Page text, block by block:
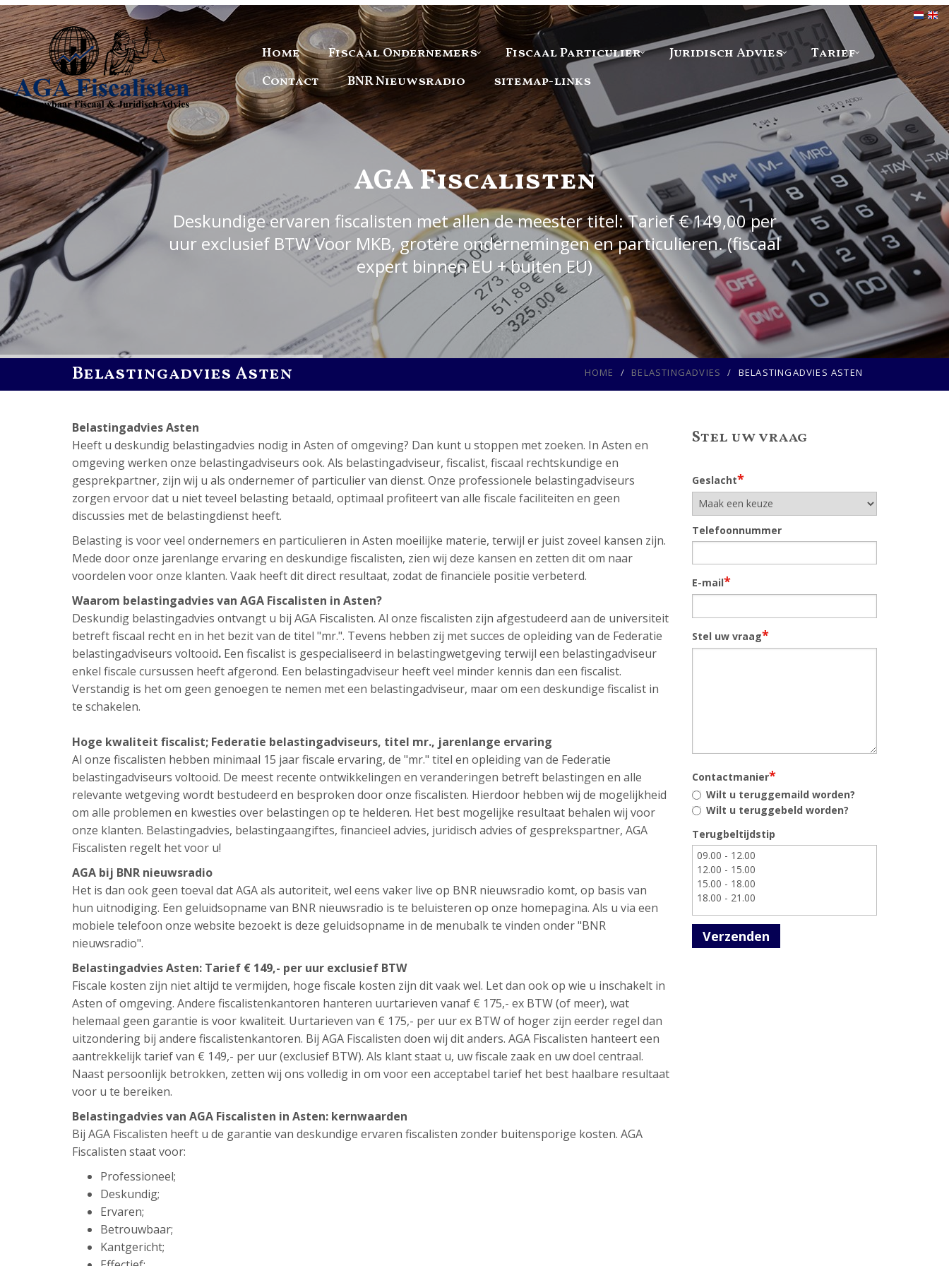
Home Fiscaal Ondernemers Fiscaal Particulier Juridisch Advies
Tarief
Contact
BNR Nieuwsradio sitemap-links
AGA Fiscalisten
Deskundige ervaren fiscalisten met allen de meester titel: Tarief € 149,00 per
uur exclusief BTW Voor MKB, grotere ondernemingen en particulieren. (fiscaal
expert binnen EU + buiten EU)
Belastingadvies Asten HOME BELASTINGADVIES BELASTINGADVIES ASTEN
Belastingadvies Asten
Heeft u deskundig belastingadvies nodig in Asten of omgeving? Dan kunt u stoppen met zoeken. In Asten en
omgeving werken onze belastingadviseurs ook. Als belastingadviseur, fiscalist, fiscaal rechtskundige en
gesprekpartner, zijn wij u als ondernemer of particulier van dienst. Onze professionele belastingadviseurs
zorgen ervoor dat u niet teveel belasting betaald, optimaal profiteert van alle fiscale faciliteiten en geen
discussies met de belastingdienst heeft.
Belasting is voor veel ondernemers en particulieren in Asten moeilijke materie, terwijl er juist zoveel kansen zijn.
Mede door onze jarenlange ervaring en deskundige fiscalisten, zien wij deze kansen en zetten dit om naar
voordelen voor onze klanten. Vaak heeft dit direct resultaat, zodat de financiële positie verbeterd.
Waarom belastingadvies van AGA Fiscalisten in Asten?
Deskundig belastingadvies ontvangt u bij AGA Fiscalisten. Al onze fiscalisten zijn afgestudeerd aan de universiteit
betreft fiscaal recht en in het bezit van de titel "mr.". Tevens hebben zij met succes de opleiding van de Federatie
belastingadviseurs voltooid. Een fiscalist is gespecialiseerd in belastingwetgeving terwijl een belastingadviseur
enkel fiscale cursussen heeft afgerond. Een belastingadviseur heeft veel minder kennis dan een fiscalist.
Verstandig is het om geen genoegen te nemen met een belastingadviseur, maar om een deskundige fiscalist in
te schakelen.
Hoge kwaliteit fiscalist; Federatie belastingadviseurs, titel mr., jarenlange ervaring
Al onze fiscalisten hebben minimaal 15 jaar fiscale ervaring, de "mr." titel en opleiding van de Federatie
belastingadviseurs voltooid. De meest recente ontwikkelingen en veranderingen betreft belastingen en alle
relevante wetgeving wordt bestudeerd en besproken door onze fiscalisten. Hierdoor hebben wij de mogelijkheid
om alle problemen en kwesties over belastingen op te helderen. Het best mogelijke resultaat behalen wij voor
onze klanten. Belastingadvies, belastingaangiftes, financieel advies, juridisch advies of gesprekspartner, AGA
Fiscalisten regelt het voor u!
AGA bij BNR nieuwsradio
Het is dan ook geen toeval dat AGA als autoriteit, wel eens vaker live op BNR nieuwsradio komt, op basis van
hun uitnodiging. Een geluidsopname van BNR nieuwsradio is te beluisteren op onze homepagina. Als u via een
mobiele telefoon onze website bezoekt is deze geluidsopname in de menubalk te vinden onder "BNR
nieuwsradio".
Belastingadvies Asten: Tarief € 149,- per uur exclusief BTW
Fiscale kosten zijn niet altijd te vermijden, hoge fiscale kosten zijn dit vaak wel. Let dan ook op wie u inschakelt in
Asten of omgeving. Andere fiscalistenkantoren hanteren uurtarieven vanaf € 175,- ex BTW (of meer), wat
helemaal geen garantie is voor kwaliteit. Uurtarieven van € 175,- per uur ex BTW of hoger zijn eerder regel dan
uitzondering bij andere fiscalistenkantoren. Bij AGA Fiscalisten doen wij dit anders. AGA Fiscalisten hanteert een
aantrekkelijk tarief van € 149,- per uur (exclusief BTW). Als klant staat u, uw fiscale zaak en uw doel centraal.
Naast persoonlijk betrokken, zetten wij ons volledig in om voor een acceptabel tarief het best haalbare resultaat
voor u te bereiken.
Belastingadvies van AGA Fiscalisten in Asten: kernwaarden
Bij AGA Fiscalisten heeft u de garantie van deskundige ervaren fiscalisten zonder buitensporige kosten. AGA
Fiscalisten staat voor:
Professioneel;
Deskundig;
Ervaren;
Betrouwbaar;
Kantgericht;
Stel uw vraag
Geslacht*
Telefoonnummer
E-mail*
Stel uw vraag*
Contactmanier*
Wilt u teruggemaild worden?
Wilt u teruggebeld worden?
Terugbeltijdstip
Verzenden